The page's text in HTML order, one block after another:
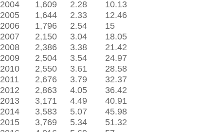
2004
1,609 2.28
10.13
2005
1,644 2.33
12.46
2006
1,796 2.54
15
2007
2,150 3.04
18.05
2008
2,386 3.38
21.42
2009
2,504 3.54
24.97
2010
2,550 3.61
28.58
2011
2,676 3.79
32.37
2012
2,863 4.05
36.42
2013
3,171 4.49
40.91
2014
3,583 5.07
45.98
2015
3,769 5.34
51.32